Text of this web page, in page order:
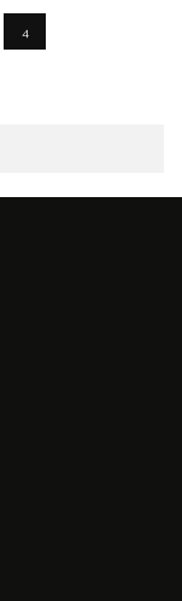
4